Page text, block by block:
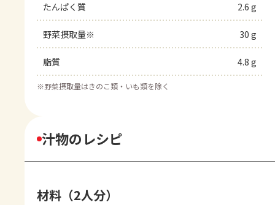
たんぱく質 2.6 g
野菜摂取量※ 30 g
脂質 4.8 g
※野菜摂取量はきのこ類・いも類を除く
汁物のレシピ
材料（2人分）